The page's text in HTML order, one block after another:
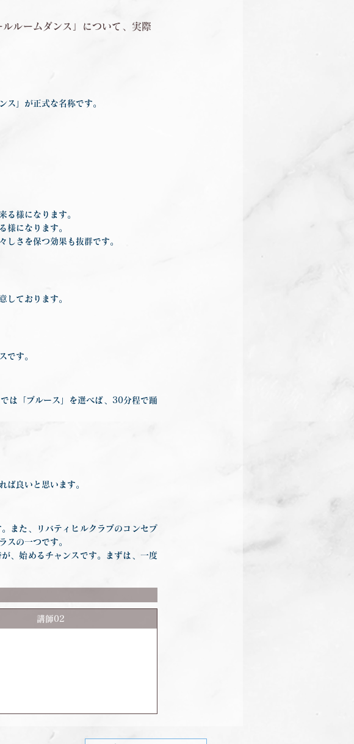
ルームダンス」について、実際
ス」が正式な名称です。
る様になります。
様になります。
しさを保つ効果も抜群です。
しております。
です。
は「ブルース」を選べば、30分程で踊
ば良いと思います。
また、リバティヒルクラブのコンセプ
スの一つです。
、始めるチャンスです。まずは、一度
講師02